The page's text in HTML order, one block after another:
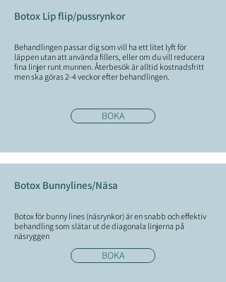
Botox Lip flip/pussrynkor
Behandlingen passar dig som vill ha ett litet lyft för
läppen utan att använda fillers, eller om du vill reducera
fina linjer runt munnen. Återbesök är alltid kostnadsfritt
men ska göras 2-4 veckor efter behandlingen.
BOKA
Botox Bunnylines/Näsa
Botox för bunny lines (näsrynkor) är en snabb och effektiv
behandling som slätar ut de diagonala linjerna på
näsryggen
BOKA